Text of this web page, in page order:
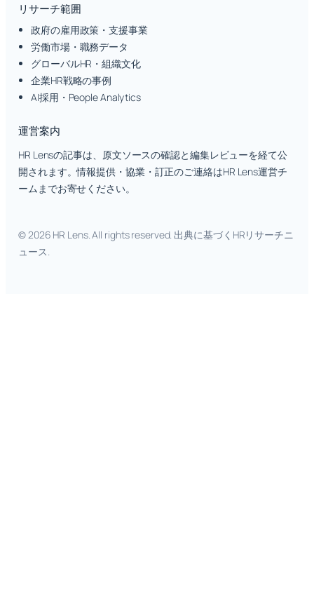
リサーチ範囲
政府の雇用政策・支援事業
労働市場・職務データ
グローバルHR・組織文化
企業HR戦略の事例
AI採用・People Analytics
運営案内
HR Lensの記事は、原文ソースの確認と編集レビューを経て公
開されます。情報提供・協業・訂正のご連絡はHR Lens運営チ
ームまでお寄せください。
© 2026 HR Lens. All rights reserved. 出典に基づくHRリサーチニ
ュース.